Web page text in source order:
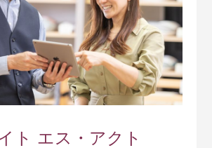
ト エス・アクト